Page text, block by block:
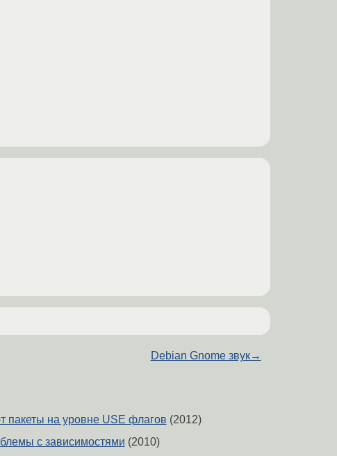
Debian Gnome звук→
пакеты на уровне USE флагов (2012)
с зависимостями (2010)